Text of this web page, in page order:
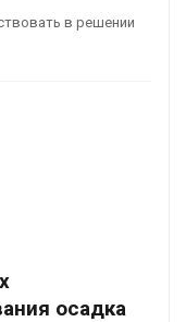
в решении
осадка